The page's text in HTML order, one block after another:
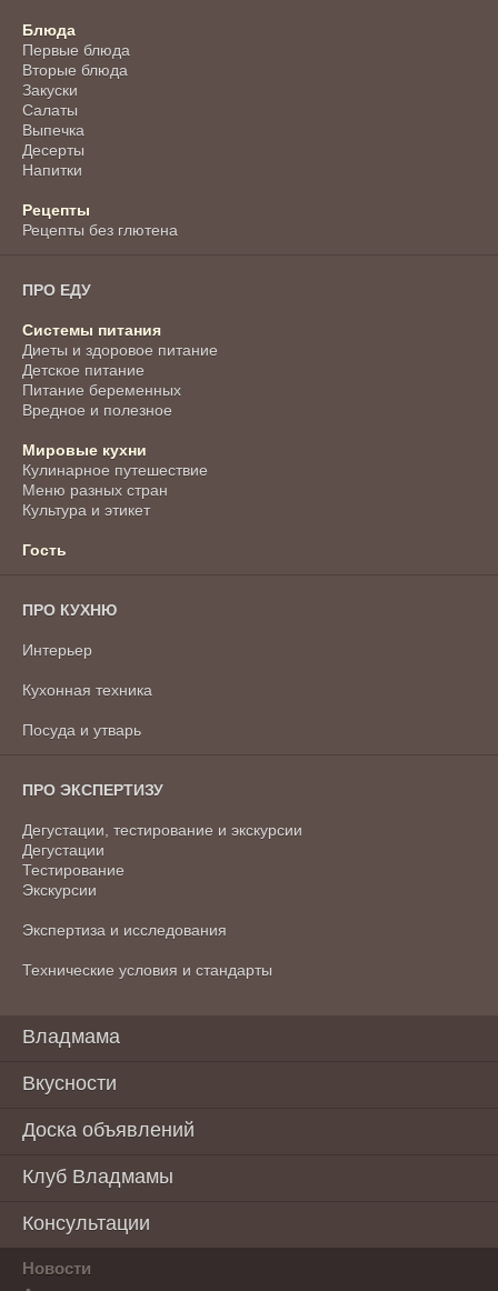
Блюда
Первые блюда
Вторые блюда
Закуски
Салаты
Выпечка
Десерты
Напитки
Рецепты
Рецепты без глютена
ПРО ЕДУ
Системы питания
Диеты и здоровое питание
Детское питание
Питание беременных
Вредное и полезное
Мировые кухни
Кулинарное путешествие
Меню разных стран
Культура и этикет
Гость
ПРО КУХНЮ
Интерьер
Кухонная техника
Посуда и утварь
ПРО ЭКСПЕРТИЗУ
Дегустации, тестирование и экскурсии
Дегустации
Тестирование
Экскурсии
Экспертиза и исследования
Технические условия и стандарты
Владмама
Вкусности
Доска объявлений
Клуб Владмамы
Консультации
Новости